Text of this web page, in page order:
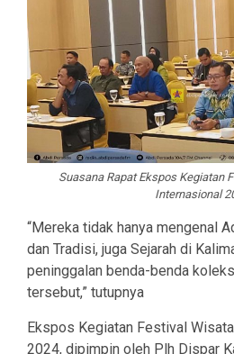
Suasana Rapat Ekspos Kegiatan
Internasional
“Mereka tidak hanya mengenal
dan Tradisi, juga Sejarah di
peninggalan benda-benda
tersebut,” tutupnya
Ekspos Kegiatan Festival
2024, dipimpin oleh Plh Dispar